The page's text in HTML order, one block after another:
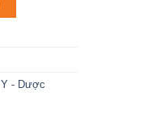
Y - Dược